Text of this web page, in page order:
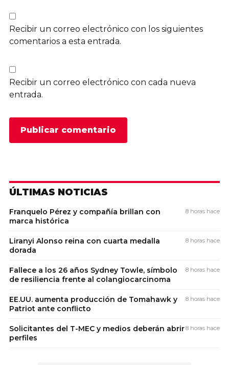
Recibir un correo electrónico con los siguientes
comentarios a esta entrada.
Recibir un correo electrónico con cada nueva
entrada.
ÚLTIMAS NOTICIAS
Franquelo Pérez y compañía brillan con
marca histórica
8 horas hace
Liranyi Alonso reina con cuarta medalla
dorada
8 horas hace
Fallece a los 26 años Sydney Towle, símbolo
de resiliencia frente al colangiocarcinoma
8 horas hace
EE.UU. aumenta producción de Tomahawk y
Patriot ante conflicto
8 horas hace
Solicitantes del T-MEC y medios deberán abrir
perfiles
8 horas hace